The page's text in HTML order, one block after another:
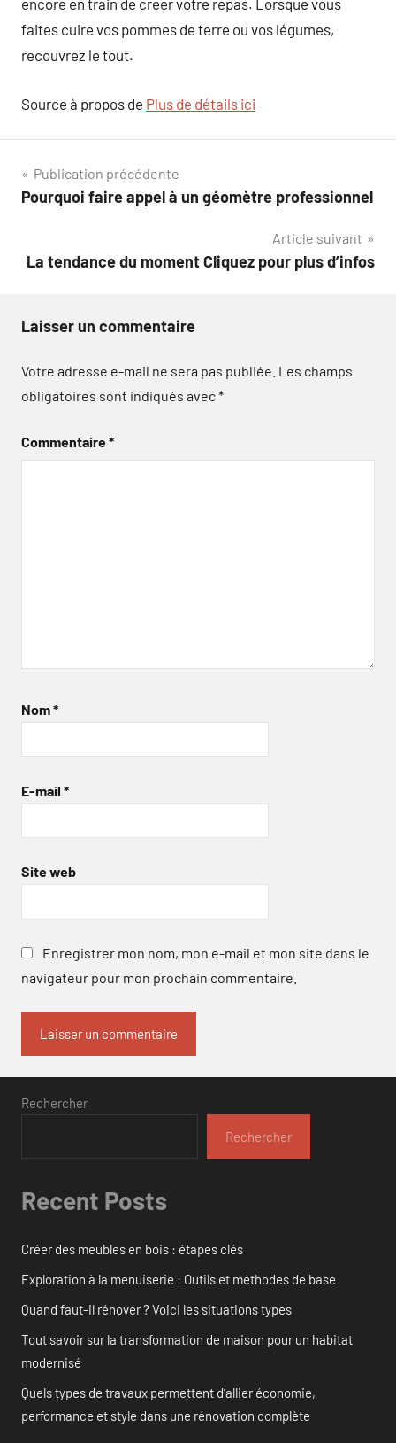
encore en train de créer votre repas. Lorsque vous
faites cuire vos pommes de terre ou vos légumes,
recouvrez le tout.
Source à propos de Plus de détails ici
Navigation
de
Publication précédente
Pourquoi faire appel à un géomètre professionnel
Article suivant
La tendance du moment Cliquez pour plus d’infos
Laisser un commentaire
Votre adresse e-mail ne sera pas publiée. Les champs
obligatoires sont indiqués avec*
Commentaire*
Nom*
E-mail *
Site web
Enregistrer mon nom, mon e-mail et mon site dans le
navigateur pour mon prochain commentaire.
Rechercher
Rechercher
Recent Posts
Créer des meubles en bois : étapes clés
Exploration à la menuiserie : Outils et méthodes de base
Quand faut-il rénover ? Voici les situations types
Tout savoir sur la transformation de maison pour un habitat
modernisé
Quels types de travaux permettent d’allier économie,
performance et style dans une rénovation complète